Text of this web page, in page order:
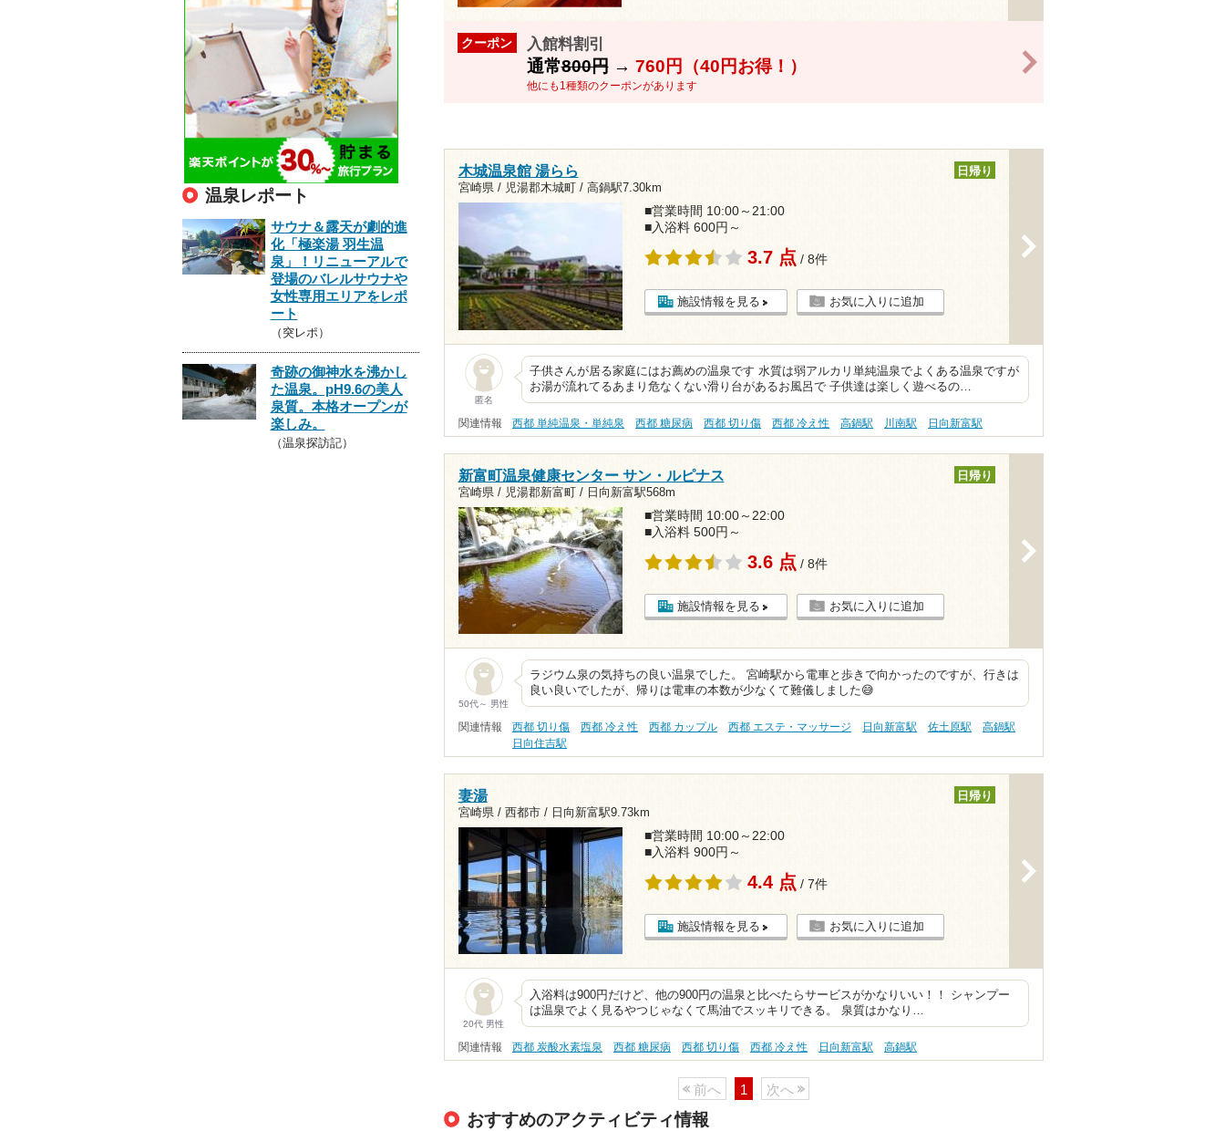
クーポン 入館料割引
通常800円→ 760円（40円お得！）
他にも1種類のクーポンがあります
木城温泉館 湯らら
宮崎県 / 児湯郡木城町 / 高鍋駅7.30km
日帰り
■営業時間 10:00～21:00
■入浴料 600円～
3.7 点 / 8件
施設情報を見る お気に入りに追加
匿名
子供さんが居る家庭にはお薦めの温泉です 水質は弱アルカリ単純温泉でよくある温泉ですが
お湯が流れてるあまり危なくない滑り台があるお風呂で 子供達は楽しく遊べるの…
関連情報 西都 単純温泉・単純泉 西都 糖尿病 西都 切り傷 西都 冷え性 高鍋駅 川南駅 日向新富駅
新富町温泉健康センター サン・ルピナス
宮崎県 / 児湯郡新富町 / 日向新富駅568m
日帰り
■営業時間 10:00～22:00
■入浴料 500円～
3.6 点 / 8件
施設情報を見る お気に入りに追加
50代～ 男性
ラジウム泉の気持ちの良い温泉でした。 宮崎駅から電車と歩きで向かったのですが、行きは
良い良いでしたが、帰りは電車の本数が少なくて難儀しました😅
関連情報 西都 切り傷 西都 冷え性 西都 カップル 西都 エステ・マッサージ 日向新富駅 佐土原駅
高鍋駅
日向住吉駅
妻湯
宮崎県 / 西都市 / 日向新富駅9.73km
日帰り
■営業時間 10:00～22:00
■入浴料 900円～
4.4 点 / 7件
施設情報を見る お気に入りに追加
20代 男性
入浴料は900円だけど、他の900円の温泉と比べたらサービスがかなりいい！！ シャンプー
は温泉でよく見るやつじゃなくて馬油でスッキリできる。 泉質はかなり…
関連情報 西都 炭酸水素塩泉 西都 糖尿病 西都 切り傷 西都 冷え性 日向新富駅 高鍋駅
前へ 1 次へ
おすすめのアクティビティ情報
温泉レポート
サウナ＆露天が劇的進
化「極楽湯 羽生温
泉」！リニューアルで
登場のバレルサウナや
女性専用エリアをレポ
ート
（突レポ）
奇跡の御神水を沸かし
た温泉。pH9.6の美人
泉質。本格オープンが
楽しみ。
（温泉探訪記）